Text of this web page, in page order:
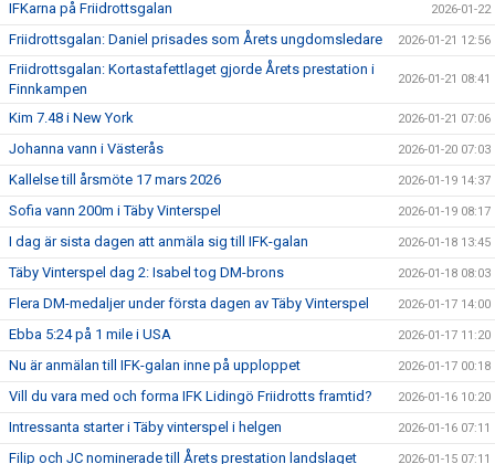
IFKarna på Friidrottsgalan 2026-01-22
Friidrottsgalan: Daniel prisades som Årets ungdomsledare 2026-01-21 12:56
Friidrottsgalan: Kortastafettlaget gjorde Årets prestation i
Finnkampen
2026-01-21 08:41
Kim 7.48 i New York 2026-01-21 07:06
Johanna vann i Västerås 2026-01-20 07:03
Kallelse till årsmöte 17 mars 2026 2026-01-19 14:37
Sofia vann 200m i Täby Vinterspel 2026-01-19 08:17
I dag är sista dagen att anmäla sig till IFK-galan 2026-01-18 13:45
Täby Vinterspel dag 2: Isabel tog DM-brons 2026-01-18 08:03
Flera DM-medaljer under första dagen av Täby Vinterspel 2026-01-17 14:00
Ebba 5:24 på 1 mile i USA 2026-01-17 11:20
Nu är anmälan till IFK-galan inne på upploppet 2026-01-17 00:18
Vill du vara med och forma IFK Lidingö Friidrotts framtid? 2026-01-16 10:20
Intressanta starter i Täby vinterspel i helgen 2026-01-16 07:11
Filip och JC nominerade till Årets prestation landslaget 2026-01-15 07:11